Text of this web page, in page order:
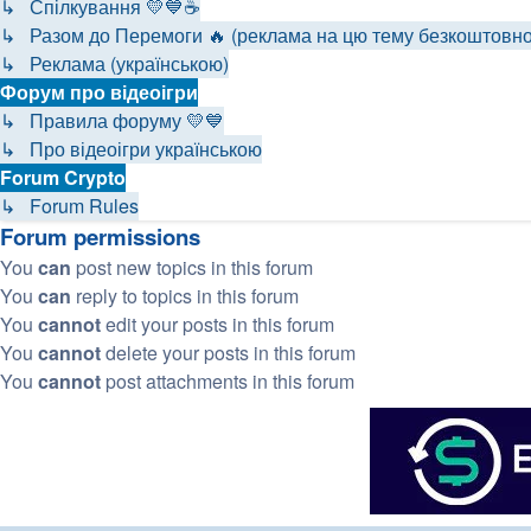
↳ Спілкування 💛💙☕
↳ Разом до Перемоги 🔥 (реклама на цю тему
↳ Реклама (українською)
Форум про відеоігри
↳ Правила форуму 💛💙
↳ Про відеоігри українською
Forum Crypto
↳ Forum Rules
Forum permissions
You can post new topics in this forum
You can reply to topics in this forum
You cannotedit your posts in this forum
You cannotdelete your posts in this forum
You cannot post attachments in this forum